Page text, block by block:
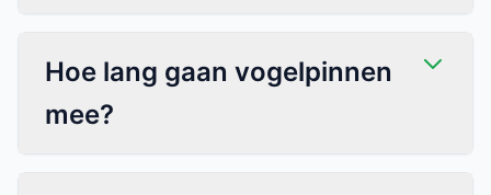
Hoe lang gaan vogelpinnen
mee?